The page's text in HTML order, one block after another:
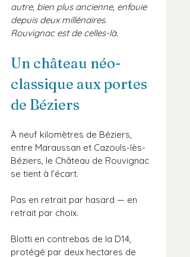
autre, bien plus ancienne, enfouie
depuis deux millénaires.
Rouvignac est de celles-là.
Un château néo-
classique aux portes
de Béziers
À neuf kilomètres de Béziers,
entre Maraussan et Cazouls-lès-
Béziers, le Château de Rouvignac
se tient à l’écart.
Pas en retrait par hasard — en
retrait par choix.
Blotti en contrebas de la D14,
protégé par deux hectares de